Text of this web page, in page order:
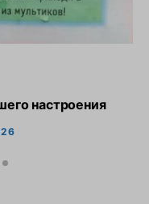
настроения